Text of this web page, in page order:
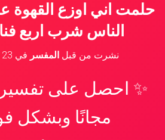
حلمت اني اوزع القهوة
الناس شرب اربع
نشرت من قبلالمفسر في 23 ديسمبر، 2023
✨ احصل على تفسير
مجانًا وبشكل